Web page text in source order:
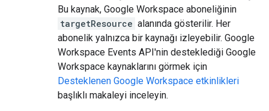
Bu kaynak, Google Workspace aboneliğinin
targetResource alanında gösterilir. Her
abonelik yalnızca bir kaynağı izleyebilir. Google
Workspace Events API'nin desteklediği Google
Workspace kaynaklarını görmek için
Desteklenen Google Workspace etkinlikleri
başlıklı makaleyi inceleyin.